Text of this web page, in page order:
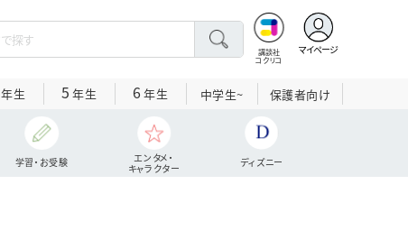
講談社
コクリコ
マイページ
年生 5 年生 6 年生 中学生~ 保護者向け
学習・お受験
エンタメ・
キャラクター
ディズニー